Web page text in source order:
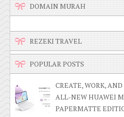
DOMAIN MURAH
REZEKI TRAVEL
POPULAR POSTS
CREATE, WORK,
ALL-NEW HUAWEI
PAPERMATTE